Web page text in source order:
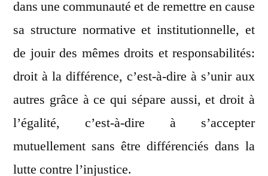
dans une communauté et de remettre en cause
sa structure normative et institutionnelle, et
de jouir des mêmes droits et responsabilités:
droit à la différence, c’est-à-dire à s’unir aux
autres grâce à ce qui sépare aussi, et droit à
l’égalité, c’est-à-dire à s’accepter
mutuellement sans être différenciés dans la
lutte contre l’injustice.